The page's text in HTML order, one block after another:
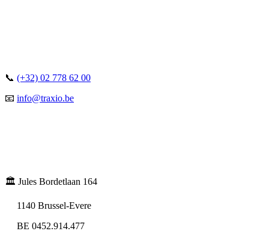
📞 (+32) 02 778 62 00
📧 info@traxio.be
🏛️ Jules Bordetlaan 164
1140 Brussel-Evere
BE 0452.914.477